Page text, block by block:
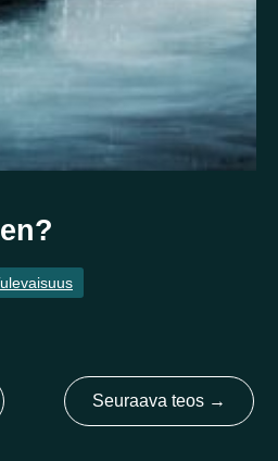
Suru
Syömishäiriö
Uupumus
Valemuisto
Vapaus
Ylpeys Ystävällisyys
Ei valittu
Seuraava teos →